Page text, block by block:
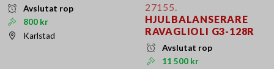
Avslutat rop
800 kr
Karlstad
27155.
HJULBALANSERARE
RAVAGLIOLI G3-128R
Avslutat rop
11 500 kr